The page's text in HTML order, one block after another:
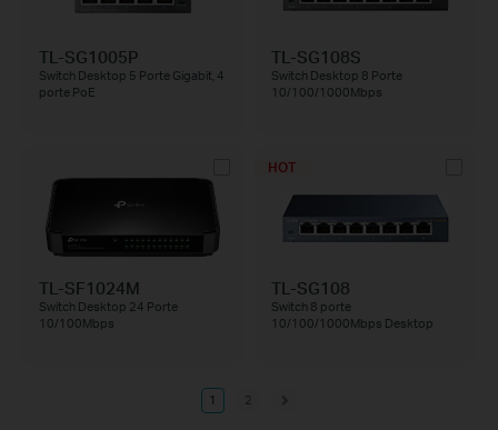
TL-SG1005P
Switch Desktop 5 Porte Gigabit, 4
porte PoE
TL-SG108S
Switch Desktop 8 Porte
10/100/1000Mbps
TL-SF1024M
Switch Desktop 24 Porte
10/100Mbps
HOT
TL-SG108
Switch 8 porte
10/100/1000Mbps Desktop
1 2